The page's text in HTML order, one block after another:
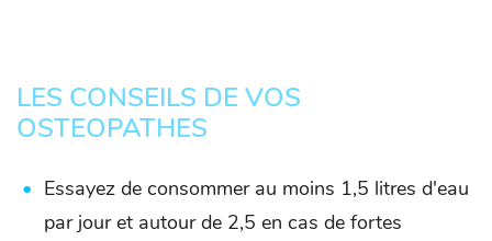
LES CONSEILS DE VOS
OSTEOPATHES
Essayez de consommer au moins 1,5 litres d'eau
par jour et autour de 2,5 en cas de fortes